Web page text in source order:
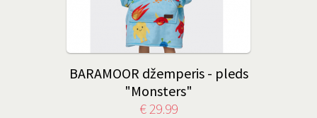
BARAMOOR džemperis - pleds
"Monsters"
€ 29.99